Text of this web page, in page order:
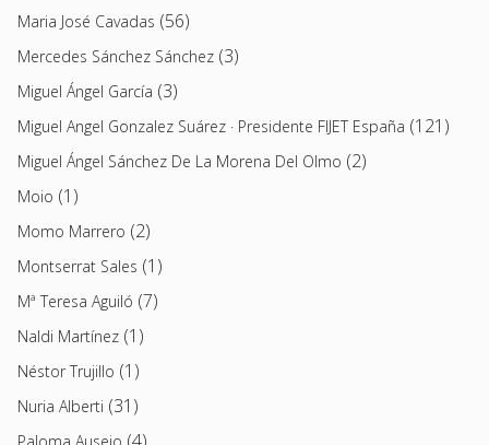
Maria José Cavadas (56)
Mercedes Sánchez Sánchez (3)
Miguel Ángel García (3)
Miguel Angel Gonzalez Suárez · Presidente FIJET España (121)
Miguel Ángel Sánchez De La Morena Del Olmo (2)
Moio (1)
Momo Marrero (2)
Montserrat Sales (1)
Mª Teresa Aguiló (7)
Naldi Martínez (1)
Néstor Trujillo (1)
Nuria Alberti (31)